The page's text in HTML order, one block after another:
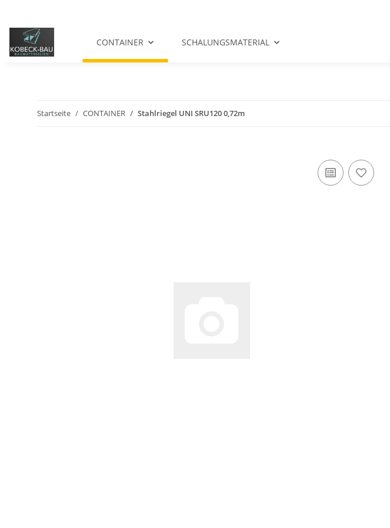
CONTAINER SCHALUNGSMATERIAL
Startseite CONTAINER Stahlriegel UNI SRU120 0,72m